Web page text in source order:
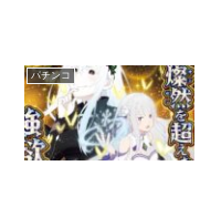
パチンコ